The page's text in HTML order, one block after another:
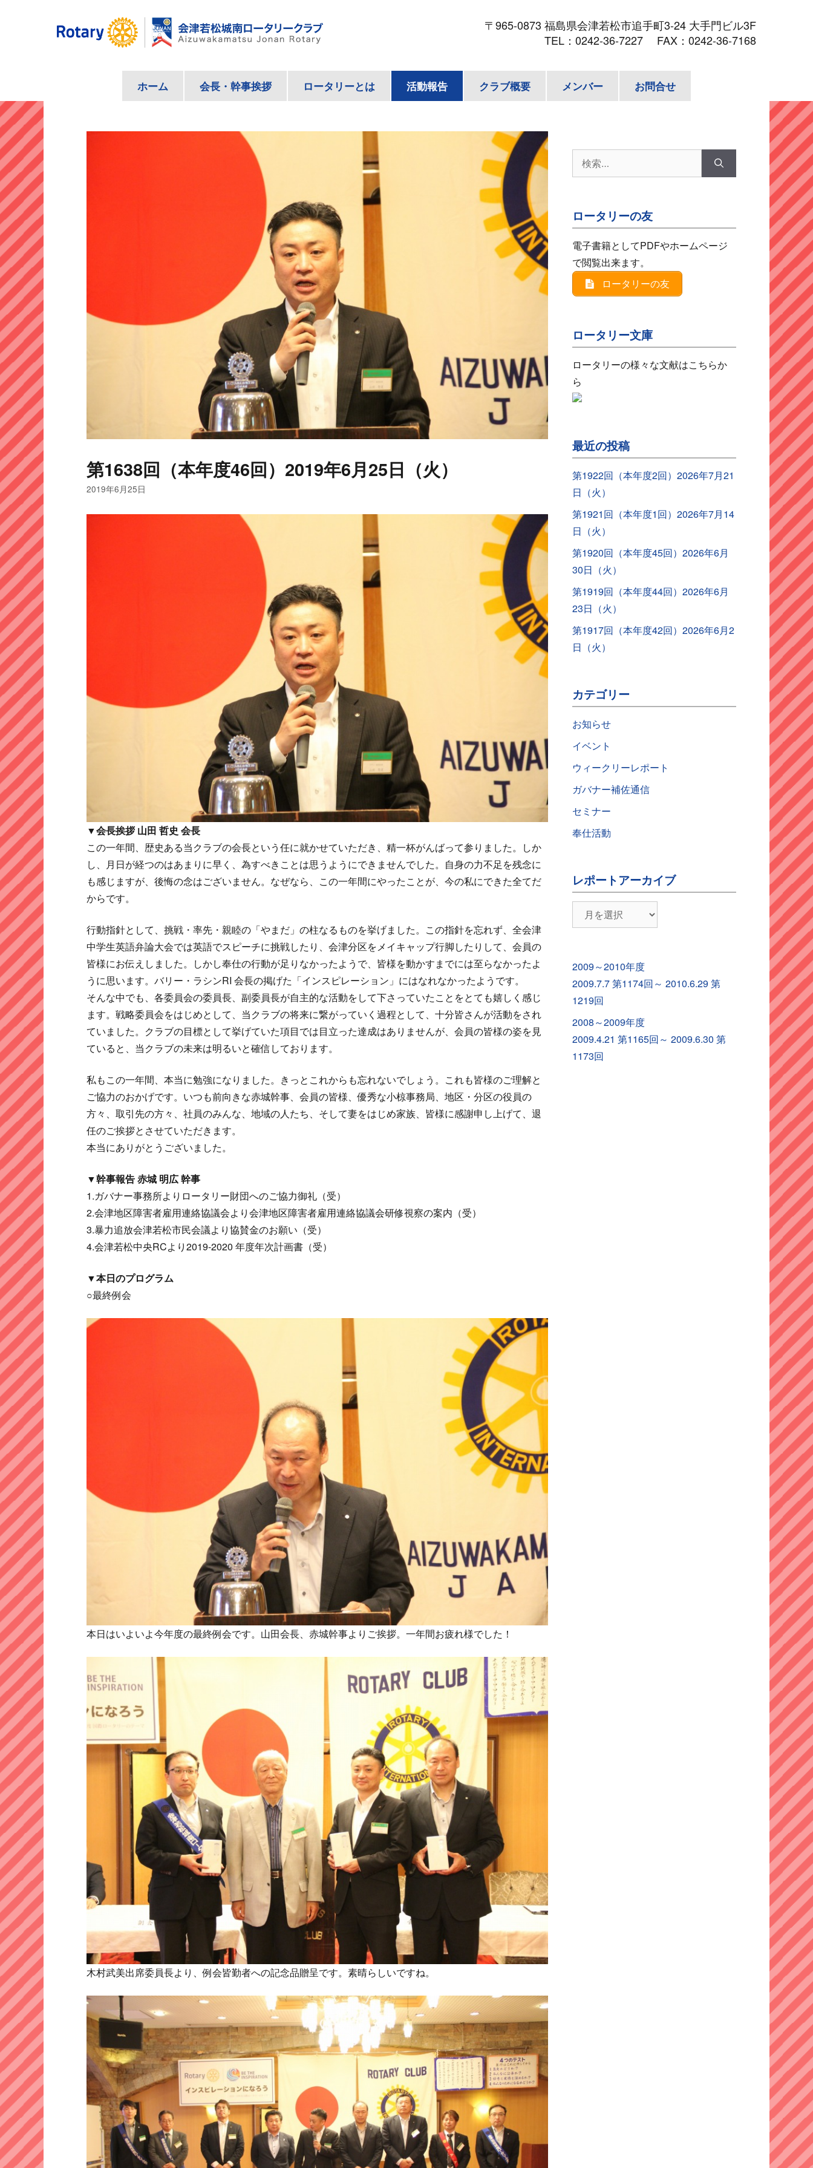
ス
キ
ッ
プ
〒965-0873 福島県会津若松市追手町3-24 大手門ビル3F
TEL： 0242-36-7227 FAX：0242-36-7168
ホーム 会長・幹事挨拶 ロータリーとは 活動報告 クラブ概要 メンバー お問合せ
第1638回（本年度46回）2019年6月25日（火）
2019年6月25日
▼会長挨拶 山田 哲史 会長
この一年間、歴史ある当クラブの会長という任に就かせていただき、精一杯がんばって参りました。しか
し、月日が経つのはあまりに早く、為すべきことは思うようにできませんでした。自身の力不足を残念に
も感じますが、後悔の念はございません。なぜなら、この一年間にやったことが、今の私にできた全てだ
からです。
行動指針として、挑戦・率先・親睦の「やまだ」の柱なるものを挙げました。この指針を忘れず、全会津
中学生英語弁論大会では英語でスピーチに挑戦したり、会津分区をメイキャップ行脚したりして、会員の
皆様にお伝えしました。しかし奉仕の行動が足りなかったようで、皆様を動かすまでには至らなかったよ
うに思います。バリー・ラシンRI 会長の掲げた「インスピレーション」にはなれなかったようです。
そんな中でも、各委員会の委員長、副委員長が自主的な活動をして下さっていたことをとても嬉しく感じ
ます。戦略委員会をはじめとして、当クラブの将来に繋がっていく過程として、十分皆さんが活動をされ
ていました。クラブの目標として挙げていた項目では目立った達成はありませんが、会員の皆様の姿を見
ていると、当クラブの未来は明るいと確信しております。
私もこの一年間、本当に勉強になりました。きっとこれからも忘れないでしょう。これも皆様のご理解と
ご協力のおかげです。いつも前向きな赤城幹事、会員の皆様、優秀な小椋事務局、地区・分区の役員の
方々、取引先の方々、社員のみんな、地域の人たち、そして妻をはじめ家族、皆様に感謝申し上げて、退
任のご挨拶とさせていただきます。
本当にありがとうございました。
▼幹事報告 赤城 明広 幹事
1.ガバナー事務所よりロータリー財団へのご協力御礼（受）
2.会津地区障害者雇用連絡協議会より会津地区障害者雇用連絡協議会研修視察の案内（受）
3.暴力追放会津若松市民会議より協賛金のお願い（受）
4.会津若松中央RCより2019-2020 年度年次計画書（受）
▼本日のプログラム
○最終例会
本日はいよいよ今年度の最終例会です。山田会長、赤城幹事よりご挨拶。一年間お疲れ様でした！
木村武美出席委員長より、例会皆勤者への記念品贈呈です。素晴らしいですね。
索:
ロータリーの友
電子書籍としてPDFやホームページ
で閲覧出来ます。
ロータリーの友
ロータリー文庫
ロータリーの様々な文献はこちらか
ら
最近の投稿
第1922回（本年度2回）2026年7月21
日（火）
第1921回（本年度1回）2026年7月14
日（火）
第1920回（本年度45回）2026年6月
30日（火）
第1919回（本年度44回）2026年6月
23日（火）
第1917回（本年度42回）2026年6月2
日（火）
カテゴリー
お知らせ
イベント
ウィークリーレポート
ガバナー補佐通信
セミナー
奉仕活動
レポートアーカイブ
ポ
イ
ブ
2009～2010年度
2009.7.7 第1174回～ 2010.6.29 第
1219回
2008～2009年度
2009.4.21 第1165回～ 2009.6.30 第
1173回